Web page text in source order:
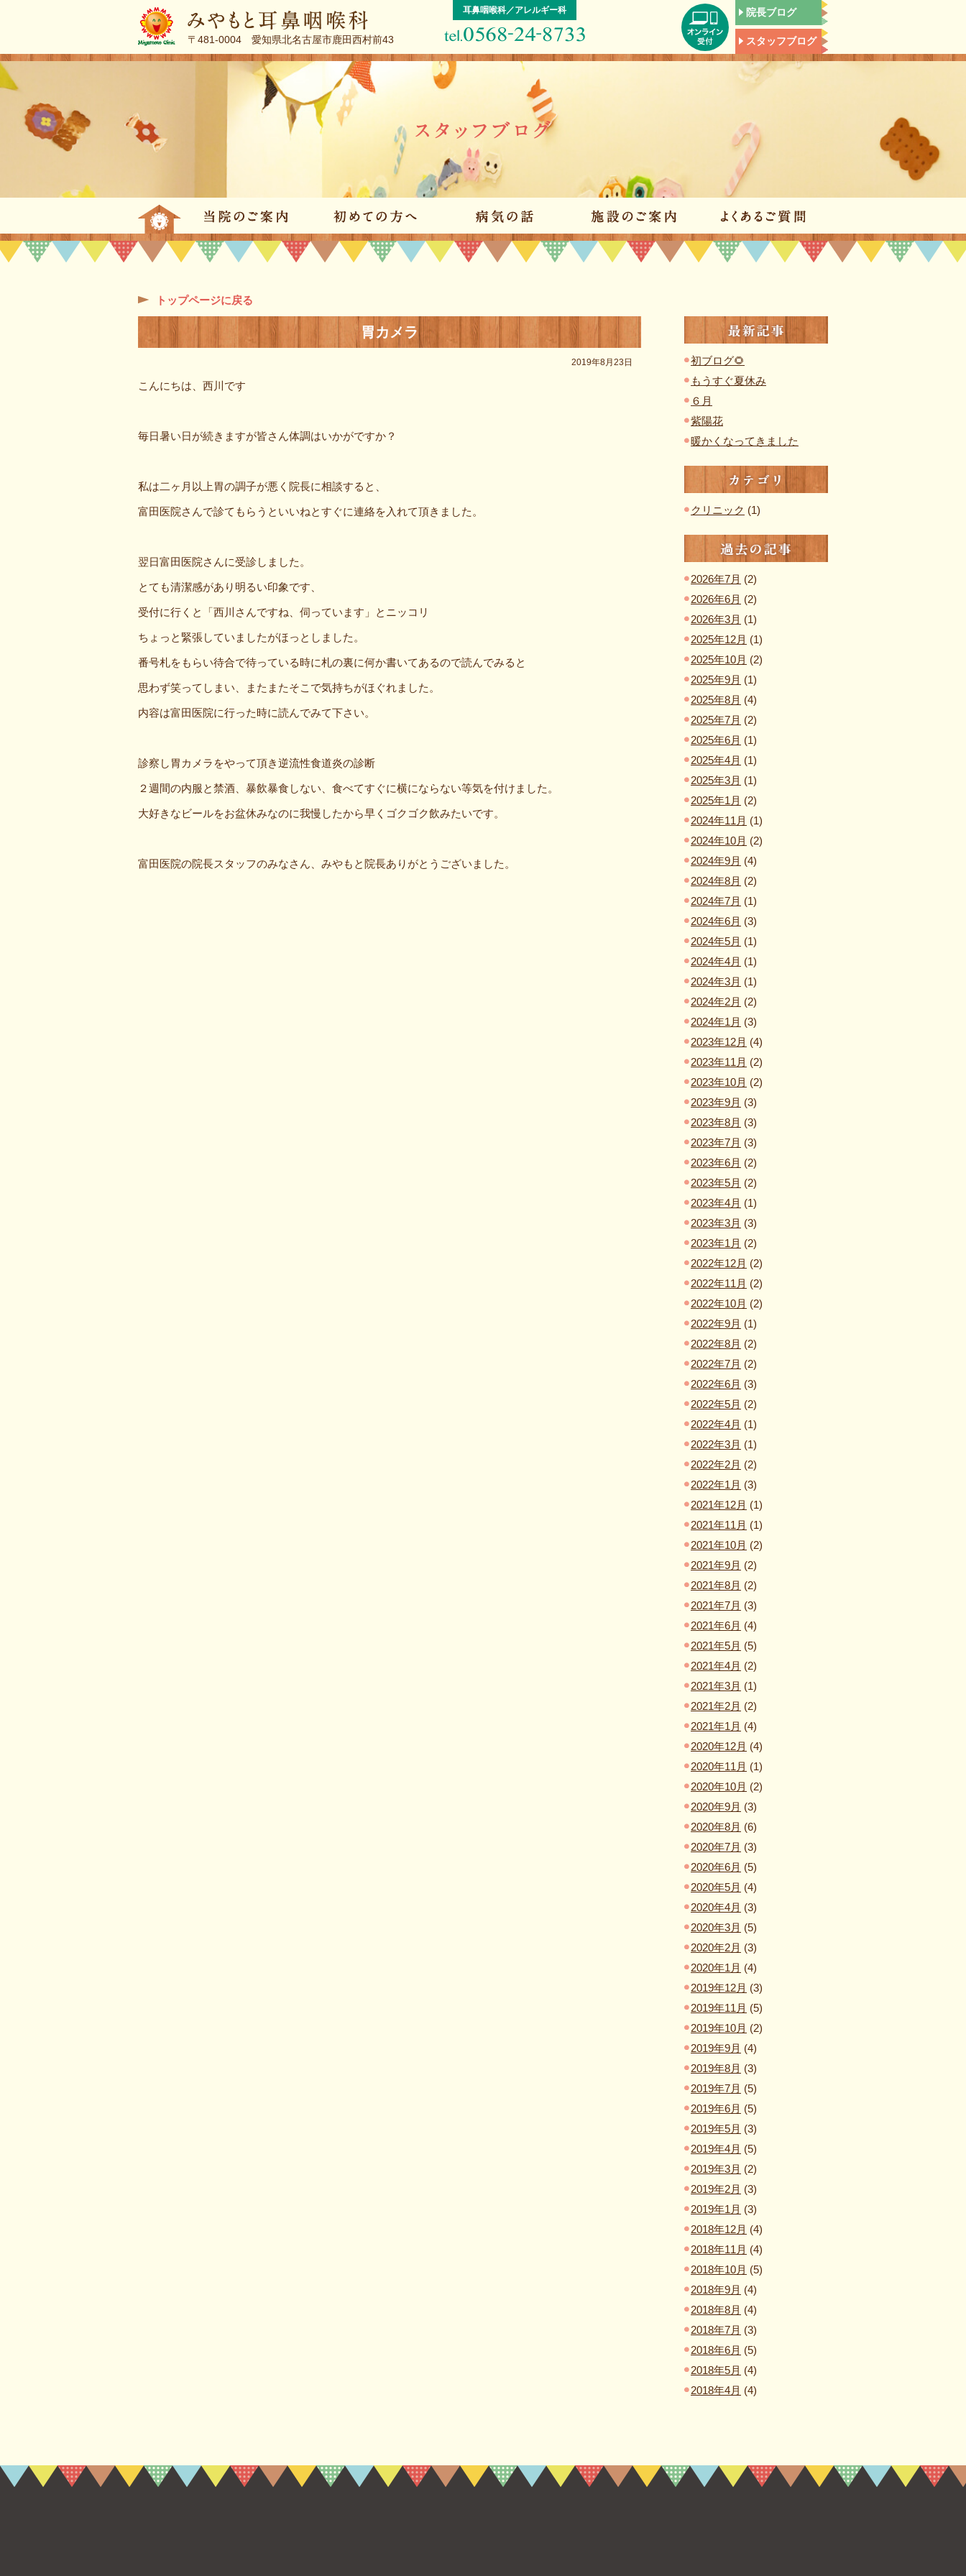
院長ブログ
スタッフブログ
〒481-0004 愛知県北名古屋市鹿田西村前43
耳鼻咽喉科／アレルギー科
トップページ 当院のご案内 初めての方へ 病気の話 施設のご案内 よくあるご質問
トップページに戻る
胃カメラ
2019年8月23日
こんにちは、西川です
毎日暑い日が続きますが皆さん体調はいかがですか？
私は二ヶ月以上胃の調子が悪く院長に相談すると、
富田医院さんで診てもらうといいねとすぐに連絡を入れて頂きました。
翌日富田医院さんに受診しました。
とても清潔感があり明るい印象です、
受付に行くと「西川さんですね、伺っています」とニッコリ
ちょっと緊張していましたがほっとしました。
番号札をもらい待合で待っている時に札の裏に何か書いてあるので読んでみると
思わず笑ってしまい、またまたそこで気持ちがほぐれました。
内容は富田医院に行った時に読んでみて下さい。
診察し胃カメラをやって頂き逆流性食道炎の診断
２週間の内服と禁酒、暴飲暴食しない、食べてすぐに横にならない等気を付けました。
大好きなビールをお盆休みなのに我慢したから早くゴクゴク飲みたいです。
富田医院の院長スタッフのみなさん、みやもと院長ありがとうございました。
最新記事
初ブログ🌻
もうすぐ夏休み
６月
紫陽花
暖かくなってきました
カテゴリ
クリニック (1)
過去の記事
2026年7月 (2)
2026年6月 (2)
2026年3月 (1)
2025年12月 (1)
2025年10月 (2)
2025年9月 (1)
2025年8月 (4)
2025年7月 (2)
2025年6月 (1)
2025年4月 (1)
2025年3月 (1)
2025年1月 (2)
2024年11月 (1)
2024年10月 (2)
2024年9月 (4)
2024年8月 (2)
2024年7月 (1)
2024年6月 (3)
2024年5月 (1)
2024年4月 (1)
2024年3月 (1)
2024年2月 (2)
2024年1月 (3)
2023年12月 (4)
2023年11月 (2)
2023年10月 (2)
2023年9月 (3)
2023年8月 (3)
2023年7月 (3)
2023年6月 (2)
2023年5月 (2)
2023年4月 (1)
2023年3月 (3)
2023年1月 (2)
2022年12月 (2)
2022年11月 (2)
2022年10月 (2)
2022年9月 (1)
2022年8月 (2)
2022年7月 (2)
2022年6月 (3)
2022年5月 (2)
2022年4月 (1)
2022年3月 (1)
2022年2月 (2)
2022年1月 (3)
2021年12月 (1)
2021年11月 (1)
2021年10月 (2)
2021年9月 (2)
2021年8月 (2)
2021年7月 (3)
2021年6月 (4)
2021年5月 (5)
2021年4月 (2)
2021年3月 (1)
2021年2月 (2)
2021年1月 (4)
2020年12月 (4)
2020年11月 (1)
2020年10月 (2)
2020年9月 (3)
2020年8月 (6)
2020年7月 (3)
2020年6月 (5)
2020年5月 (4)
2020年4月 (3)
2020年3月 (5)
2020年2月 (3)
2020年1月 (4)
2019年12月 (3)
2019年11月 (5)
2019年10月 (2)
2019年9月 (4)
2019年8月 (3)
2019年7月 (5)
2019年6月 (5)
2019年5月 (3)
2019年4月 (5)
2019年3月 (2)
2019年2月 (3)
2019年1月 (3)
2018年12月 (4)
2018年11月 (4)
2018年10月 (5)
2018年9月 (4)
2018年8月 (4)
2018年7月 (3)
2018年6月 (5)
2018年5月 (4)
2018年4月 (4)